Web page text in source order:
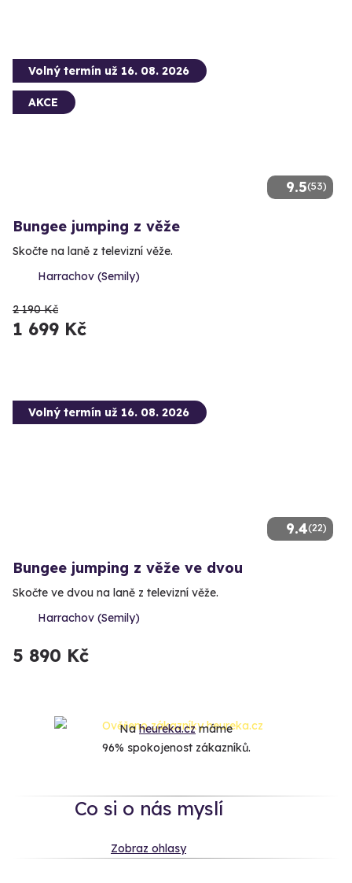
9.5(53)
Volný termín už 16. 08. 2026
AKCE
Bungee jumping z věže
Skočte na laně z televizní věže.
Harrachov (Semily)
2 190 Kč
1 699 Kč
9.4(22)
Volný termín už 16. 08. 2026
Bungee jumping z věže ve dvou
Skočte ve dvou na laně z televizní věže.
Harrachov (Semily)
5 890 Kč
Naheureka.czmáme
96% spokojenost zákazníků.
Co si o nás myslí
Zobraz ohlasy